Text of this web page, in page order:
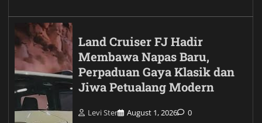
Land Cruiser FJ Hadir
Membawa Napas Baru,
Perpaduan Gaya Klasik dan
Jiwa Petualang Modern
Levi Ster August 1, 2026 0